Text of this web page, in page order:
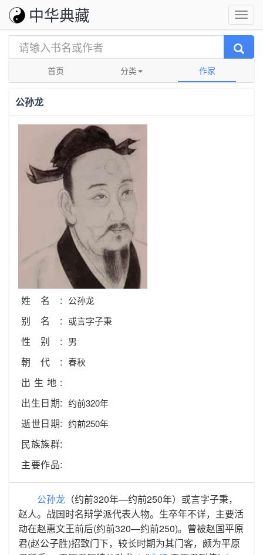
中华典藏
首页 分类 作家
公孙龙
姓名: 公孙龙
别名: 或言字子秉
性别: 男
朝代: 春秋
出生地:
出生日期: 约前320年
逝世日期: 约前250年
民族族群:
主要作品:
公孙龙 （约前320年—约前250年）或言字子秉，
赵人。战国时名辩学派代表人物。生卒年不详，主要活
动在赵惠文王前后(约前320—约前250)。曾被赵国平原
君(赵公子胜)招致门下，较长时期为其门客，颇为平原